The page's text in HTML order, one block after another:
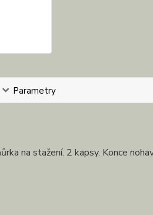
Parametry
na stažení. 2 kapsy. Konce